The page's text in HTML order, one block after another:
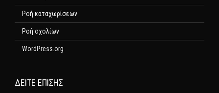
Ροή καταχωρίσεων
Ροή σχολίων
WordPress.org
ΔΕΊΤΕ ΕΠΊΣΗΣ